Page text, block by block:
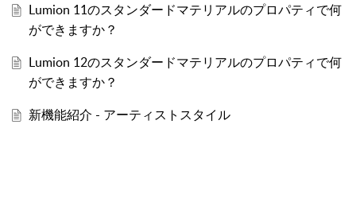
Lumion 11のスタンダードマテリアルのプロパティで何
ができますか？
Lumion 12のスタンダードマテリアルのプロパティで何
ができますか？
新機能紹介 - アーティストスタイル